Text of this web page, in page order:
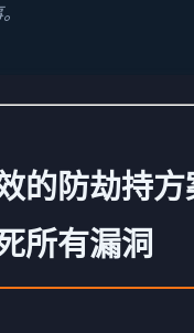
的防劫持
所有漏洞